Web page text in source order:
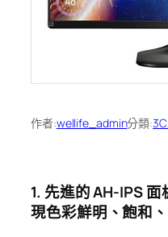
作者:wellife_admin分類:
1. 先進的 AH-IPS
現色彩鮮明、飽和